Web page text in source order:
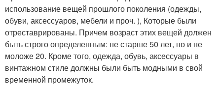
использование вещей прошлого поколения (одежды,
обуви, аксессуаров, мебели и проч. ), Которые были
отреставрированы. Причем возраст этих вещей должен
быть строго определенным: не старше 50 лет, но и не
моложе 20. Кроме того, одежда, обувь, аксессуары в
винтажном стиле должны были быть модными в свой
временной промежуток.